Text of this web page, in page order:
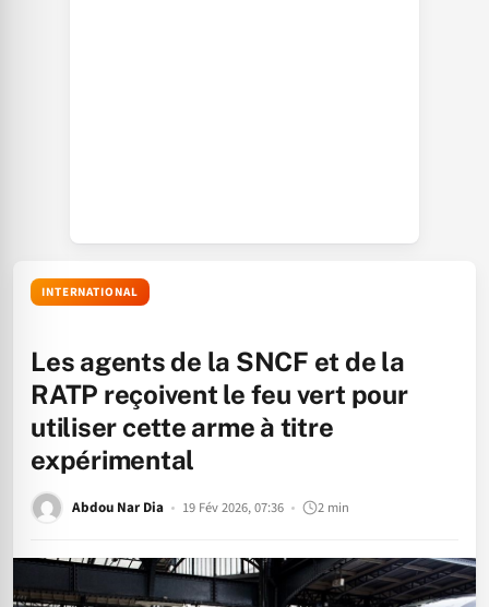
INTERNATIONAL
Les agents de la SNCF et de la
RATP reçoivent le feu vert pour
utiliser cette arme à titre
expérimental
Abdou Nar Dia 19 Fév 2026, 07:36 2 min